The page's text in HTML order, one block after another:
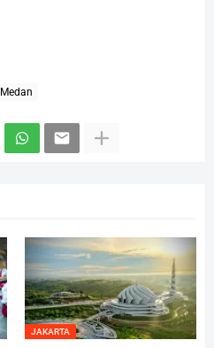
Medan
JAKARTA